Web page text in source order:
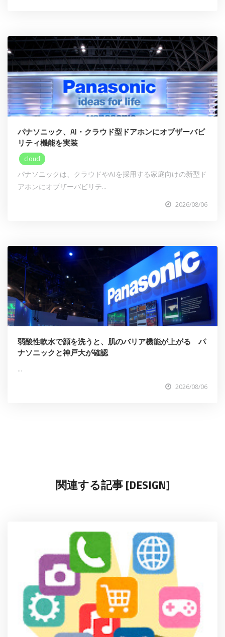
パナソニック、AI・クラウド型ドアホンにオブザーバビ
リティ機能を実装
cloud
パナソニックは、クラウドやAIを採用する家庭向けの新型ド
アホンにオブザーバビリテ...
2026/08/06
弱酸性軟水で顔を洗うと、肌のバリア機能が上がる パ
ナソニックと神戸大が確認
...
2026/08/06
関連する記事 [DESIGN]